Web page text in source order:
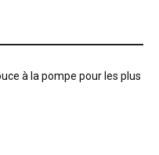
à la pompe pour les plus